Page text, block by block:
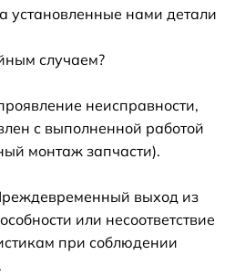
установленные нами детали
случаем?
неисправности,
с выполненной работой
монтаж запчасти).
выход из
или несоответствие
при соблюдении